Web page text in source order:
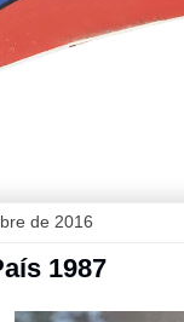
de 2016
1987